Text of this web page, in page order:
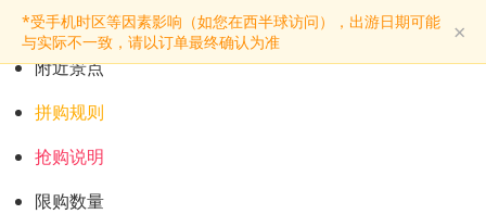
*受手机时区等因素影响（如您在西半球访问），出游日期可能
与实际不一致，请以订单最终确认为准
×
预订购票
景点介绍
附近景点
拼购规则
抢购说明
限购数量